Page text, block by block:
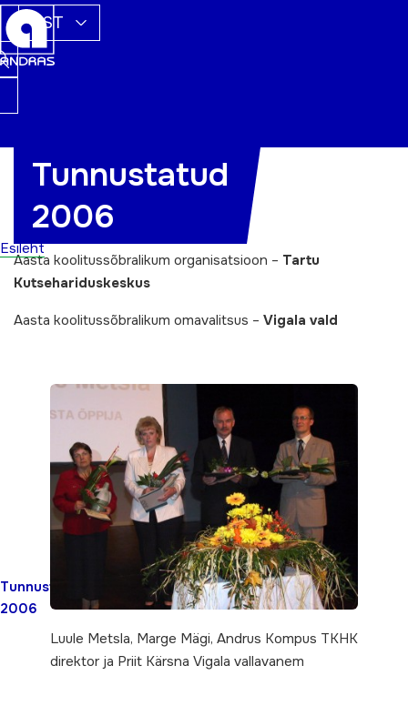
EST
Esileht
Tunnustatud
2006
Tunnustatud
2006
Aasta õppija – Luule Metsla
Aasta koolitaja –
Aasta koolitussõbralikum organisatsioon – Tartu
Kutsehariduskeskus
Aasta koolitussõbralikum omavalitsus – Vigala vald
Luule Metsla, Marge Mägi, Andrus Kompus TKHK
direktor ja Priit Kärsna Vigala vallavanem